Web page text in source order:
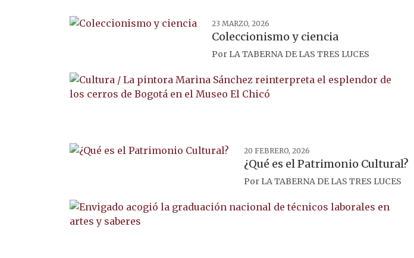
23 MARZO, 2026
Coleccionismo y ciencia
Por LA TABERNA DE LAS TRES LUCES
20 FEBRERO, 2026
¿Qué es el Patrimonio Cultural?
Por LA TABERNA DE LAS TRES LUCES